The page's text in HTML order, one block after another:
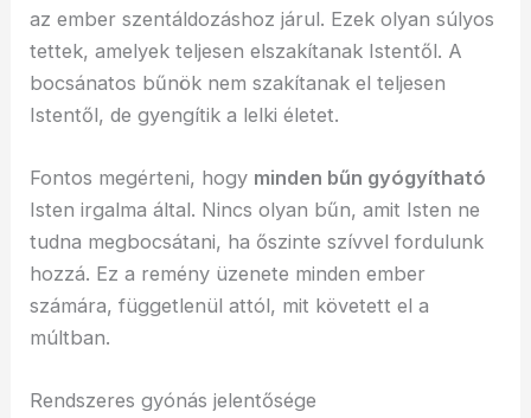
az ember szentáldozáshoz járul. Ezek olyan súlyos
tettek, amelyek teljesen elszakítanak Istentől. A
bocsánatos bűnök nem szakítanak el teljesen
Istentől, de gyengítik a lelki életet.
Fontos megérteni, hogy minden bűn gyógyítható
Isten irgalma által. Nincs olyan bűn, amit Isten ne
tudna megbocsátani, ha őszinte szívvel fordulunk
hozzá. Ez a remény üzenete minden ember
számára, függetlenül attól, mit követett el a
múltban.
Rendszeres gyónás jelentősége